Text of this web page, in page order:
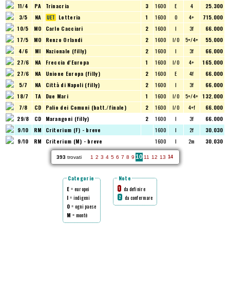
11/4
PA Trinacria 3 1600 E 4
25.300
3/5
NA Lotteria 1 1600 O 4+
715.000
10/5
MO Carlo Cacciari 2 1600 I 3f
66.000
17/5
MO Renzo Orlandi 2 1600 I/O 5+/4+
55.000
4/6
MI Nazionale (filly) 2 1600 I 3f
66.000
27/6
NA Freccia d'Europa 1 1600 I/O 4+
165.000
27/6
NA Unione Europa (filly) 2 1600 E 4f
66.000
5/7
NA Città di Napoli (filly) 2 1600 I 3f
66.000
18/7
TA Due Mari 1 1600 I/O 5+/4+ 132.000
7/8
CD Palio dei Comuni (batt./finale) 2 1600 I/O 4+f
66.000
29/8
CD Marangoni (filly) 2 1600 I 3f
66.000
9/10
RM Criterium (F) - breve 1600 I 2f
30.030
9/10
RM Criterium (M) - breve 1600 I 2m 30.030
393trovati 1 2 3 4 5 6 7 8 9 10 11 12 13 14
Categorie
E = europei
I = indigeni
O = ogni paese
M = montè
Note
1 da definire
2 da confermare